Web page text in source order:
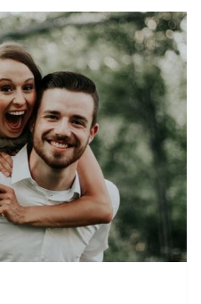
wierzyć na słowo.
w których życiu
grze. Znaki zodiaku,
są wśród nas. Jeśli
grobowej deski, lub
m.in. skorpionów